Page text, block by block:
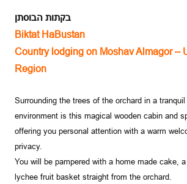
בקתות הבוסתן
Biktat HaBustan
Country lodging on Moshav Almagor –
Region
Surrounding the trees of the orchard in a
environment is this magical wooden cabin and
offering you personal attention with a warm
privacy.
You will be pampered with a home made cake,
lychee fruit basket straight from the orchard.